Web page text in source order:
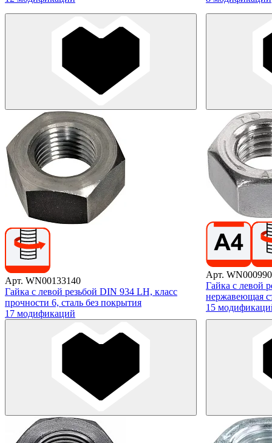
Арт. WN00133140
Гайка с левой резьбой DIN 934 LH, класс
прочности 6, сталь без покрытия
17 модификаций
Арт.
Гайка с левой
нержавеющая
15